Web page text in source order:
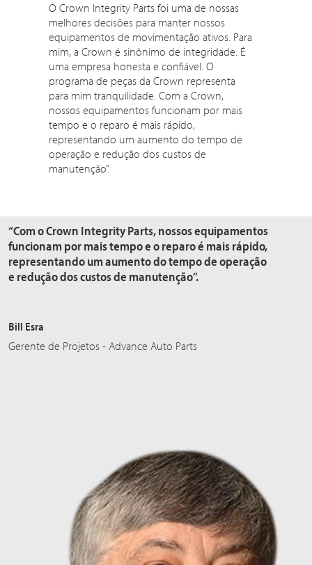
O Crown Integrity Parts foi uma de nossas
melhores decisões para manter nossos
equipamentos de movimentação ativos. Para
mim, a Crown é sinônimo de integridade. É
uma empresa honesta e confiável. O
programa de peças da Crown representa
para mim tranquilidade. Com a Crown,
nossos equipamentos funcionam por mais
tempo e o reparo é mais rápido,
representando um aumento do tempo de
operação e redução dos custos de
manutenção”.
“Com o Crown Integrity Parts, nossos equipamentos
funcionam por mais tempo e o reparo é mais rápido,
representando um aumento do tempo de operação
e redução dos custos de manutenção”.
Bill Esra
Gerente de Projetos - Advance Auto Parts